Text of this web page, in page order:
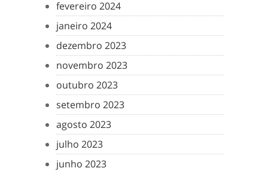
fevereiro 2024
janeiro 2024
dezembro 2023
novembro 2023
outubro 2023
setembro 2023
agosto 2023
julho 2023
junho 2023